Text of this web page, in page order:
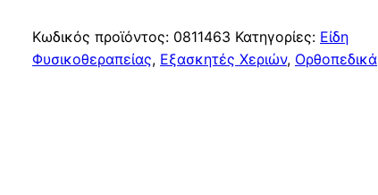
Κωδικός προϊόντος: 0811463 Κατηγορίες: Είδη
Φυσικοθεραπείας, Εξασκητές Χεριών, Ορθοπεδικά